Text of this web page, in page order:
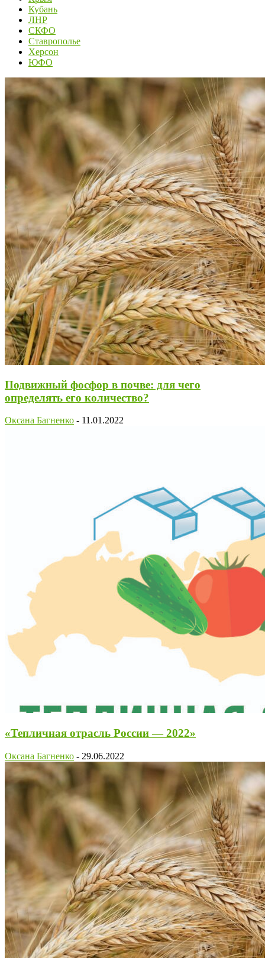
Кубань
ЛНР
СКФО
Ставрополье
Херсон
ЮФО
Подвижный фосфор в почве: для чего
определять его количество?
Оксана Багненко - 11.01.2022
«Тепличная отрасль России — 2022»
Оксана Багненко - 29.06.2022